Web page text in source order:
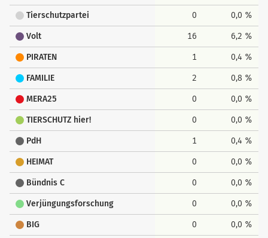
Tierschutzpartei 0 0,0 %
Volt 16 6,2 %
PIRATEN 1 0,4 %
FAMILIE 2 0,8 %
MERA25 0 0,0 %
TIERSCHUTZ hier! 0 0,0 %
PdH 1 0,4 %
HEIMAT 0 0,0 %
Bündnis C 0 0,0 %
Verjüngungsforschung 0 0,0 %
BIG 0 0,0 %